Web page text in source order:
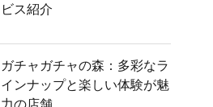
ビス紹介
ガチャガチャの森：多彩なラ
インナップと楽しい体験が魅
力の店舗